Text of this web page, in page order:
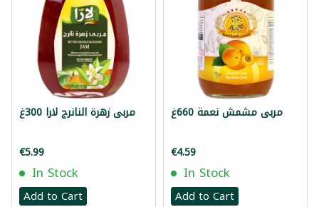
مربى زهرة النانرج لارا 300غ
€5.99
In Stock
Add to Cart
مربى مشمش نعمة 660غ
€4.59
In Stock
Add to Cart